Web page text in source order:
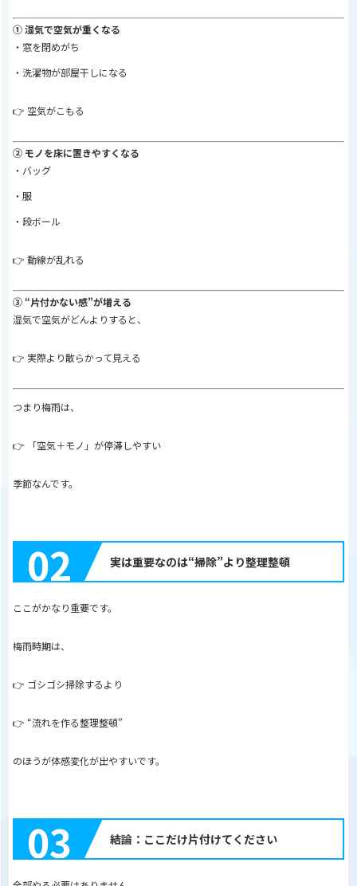
① 湿気で空気が重くなる
・窓を閉めがち
・洗濯物が部屋干しになる
👉 空気がこもる
② モノを床に置きやすくなる
・バッグ
・服
・段ボール
👉 動線が乱れる
③ “片付かない感”が増える
湿気で空気がどんよりすると、
👉 実際より散らかって見える
つまり梅雨は、
👉 「空気＋モノ」が停滞しやすい
季節なんです。
02 実は重要なのは“掃除”より整理整頓
ここがかなり重要です。
梅雨時期は、
👉 ゴシゴシ掃除するより
👉 “流れを作る整理整頓”
のほうが体感変化が出やすいです。
03 結論：ここだけ片付けてください